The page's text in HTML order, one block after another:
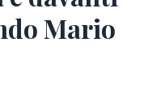
Mario